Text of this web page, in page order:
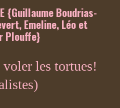
{Guillaume Boudrias-
Emeline, Léo et
Plouffe}
les tortues!